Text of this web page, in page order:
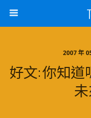
2007 年
好文: 你知道